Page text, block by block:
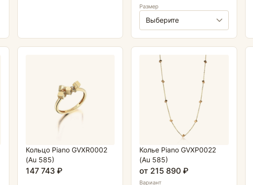
Размер
Кольцо Piano GVXR0002
(Au 585)
147 743 ₽
Колье Piano GVXP0022
(Au 585)
от 215 890 ₽
Вариант